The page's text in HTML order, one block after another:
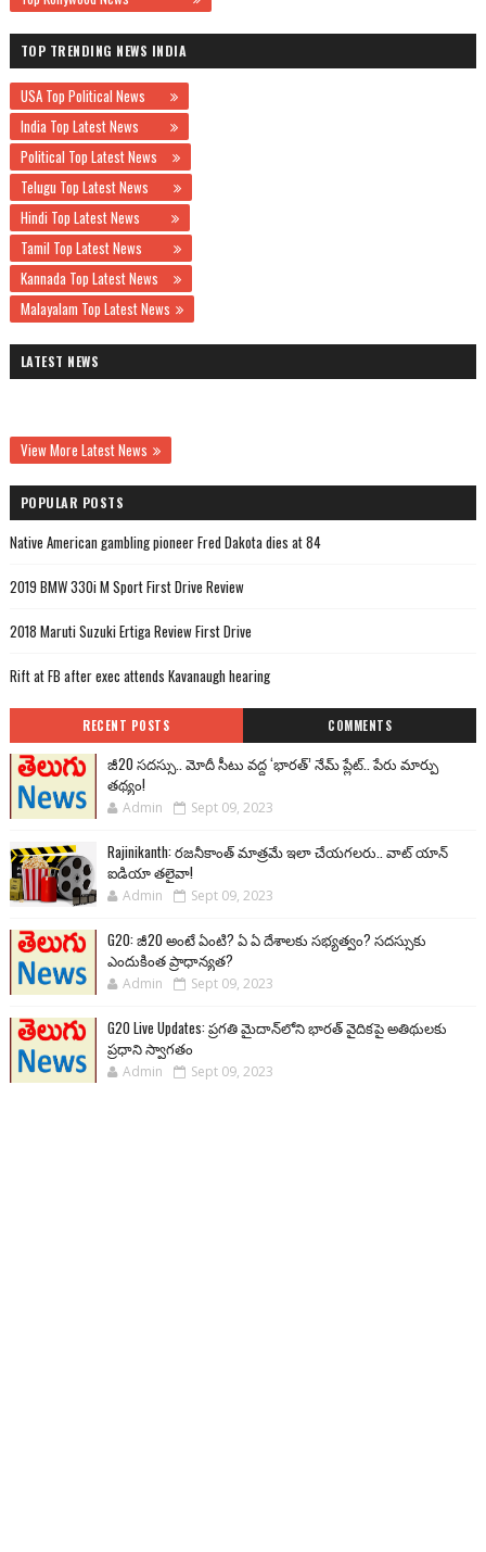
TOP TRENDING NEWS INDIA
USA Top Political News
India Top Latest News
Political Top Latest News
Telugu Top Latest News
Hindi Top Latest News
Tamil Top Latest News
Kannada Top Latest News
Malayalam Top Latest News
LATEST NEWS
View More Latest News
POPULAR POSTS
Native American gambling pioneer Fred Dakota dies at 84
2019 BMW 330i M Sport First Drive Review
2018 Maruti Suzuki Ertiga Review First Drive
Rift at FB after exec attends Kavanaugh hearing
RECENT POSTS COMMENTS
జీ20 సదస్సు.. మోదీ సీటు వద్ద ‘భారత్’ నేమ్ ప్లేట్‌.. పేరు మార్పు
తథ్యం!
Admin Sept 09, 2023
Rajinikanth: రజనీకాంత్ మాత్రమే ఇలా చేయగలరు.. వాట్ యాన్
ఐడియా తలైవా!
Admin Sept 09, 2023
G20: జీ20 అంటే ఏంటి? ఏ ఏ దేశాలకు సభ్యత్వం? సదస్సుకు
ఎందుకింత ప్రాధాన్యత?
Admin Sept 09, 2023
G20 Live Updates: ప్రగతి మైదాన్‌లోని భారత్ వైదికపై అతిథులకు
ప్రధాని స్వాగతం
Admin Sept 09, 2023